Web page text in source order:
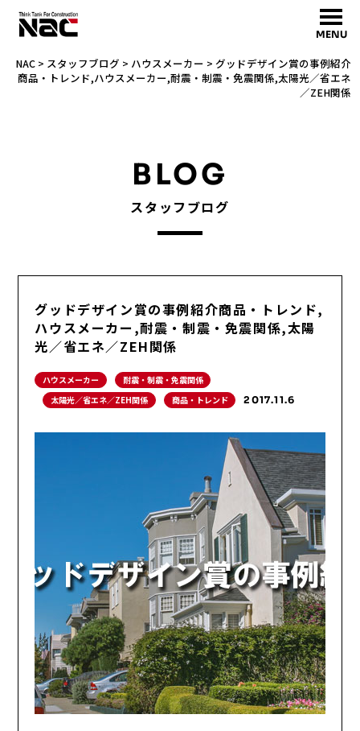
MENU
NAC> スタッフブログ > ハウスメーカー > グッドデザイン賞の事例紹介
商品・トレンド,ハウスメーカー,耐震・制震・免震関係,太陽光／省エネ
／ZEH関係
BLOG
スタッフブログ
グッドデザイン賞の事例紹介商品・トレンド,
ハウスメーカー,耐震・制震・免震関係,太陽
光／省エネ／ZEH関係
ハウスメーカー
耐震・制震・免震関係
太陽光／省エネ／ZEH関係
商品・トレンド 2017.11.6